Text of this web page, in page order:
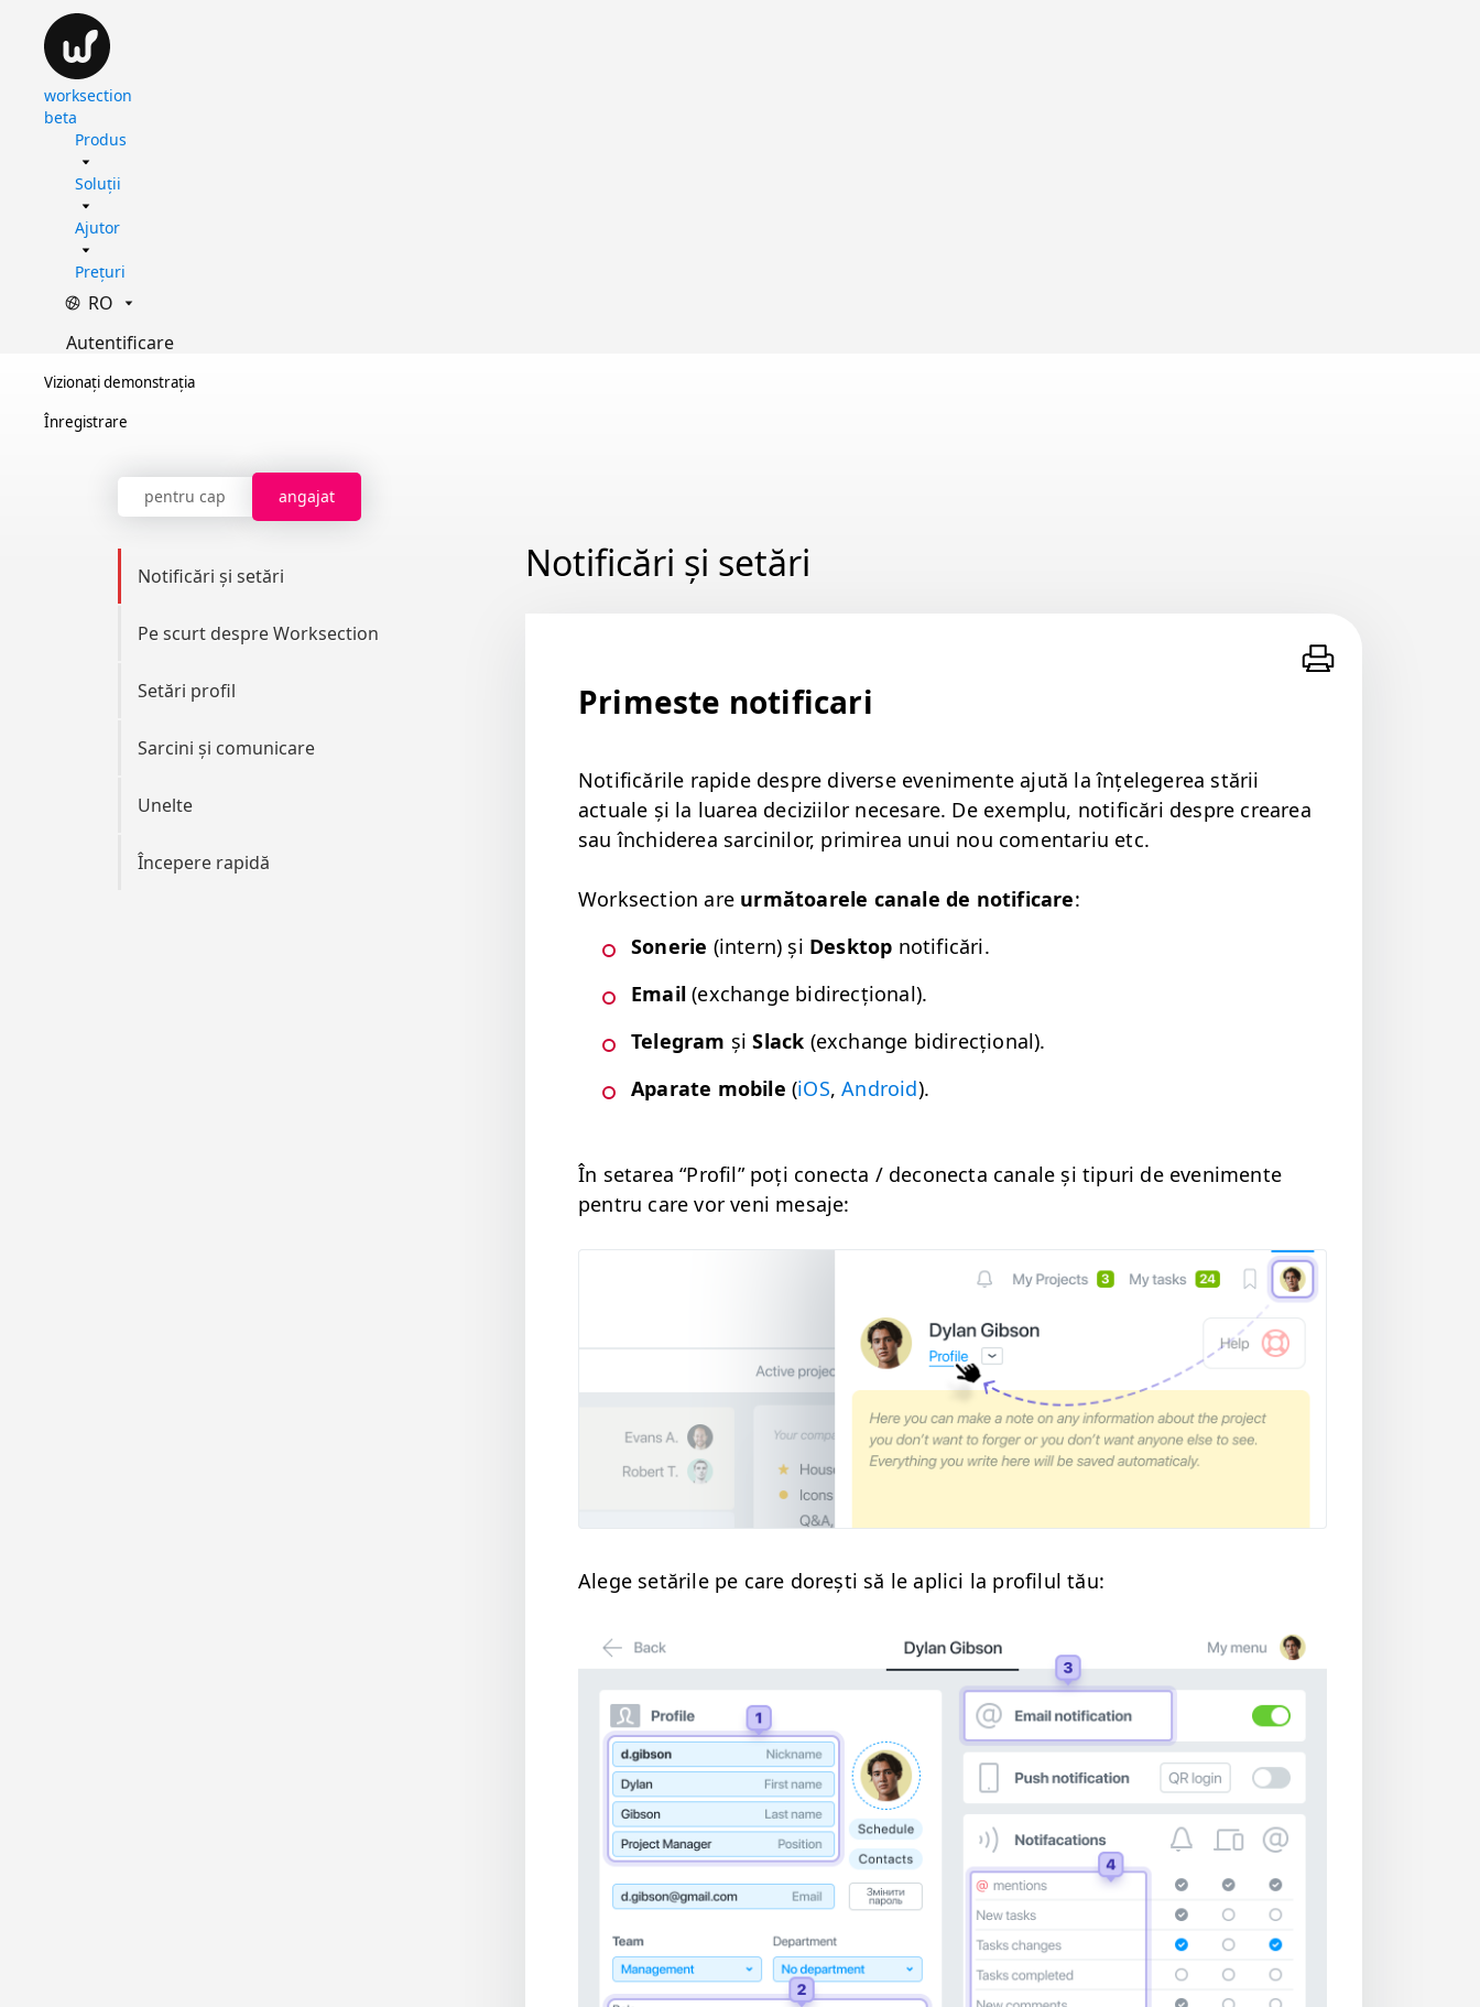
worksection
beta
Produs
Soluții
Ajutor
Prețuri
RO
Autentificare
Vizionați demonstrația
Înregistrare
pentru cap angajat
Notificări și setări
Pe scurt despre Worksection
Setări profil
Sarcini și comunicare
Unelte
Începere rapidă
Notificări și setări
Primeste notificari
Noti­ficările rapi­de despre diverse eveni­mente ajută la înțelegerea stării
actuale și la luarea decizi­ilor nece­sare. De exem­plu, noti­ficări despre crearea
sau închiderea sarcinilor, prim­irea unui nou comen­tar­iu etc.
Work­sec­tion are urmă­toarele canale de noti­fi­care:
Soner­ie (intern) și Desk­top noti­ficări.
Email (exchange bidirecțional).
Telegram șiSlack (exchange bidirecțional).
Aparate mobile (iOS,Android).
În setarea“Pro­fil” poți conec­ta / deconec­ta canale și tipuri de eveni­mente
pen­tru care vor veni mesaje:
Alege setările pe care dorești să le apli­ci la pro­filul tău: